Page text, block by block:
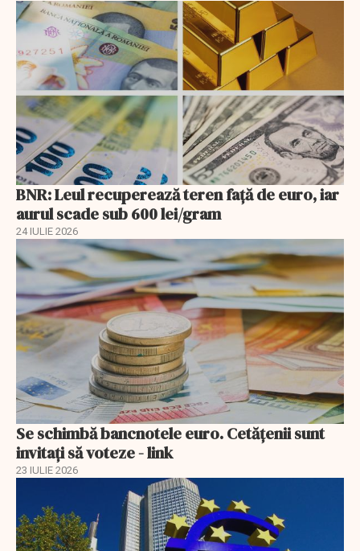
BNR: Leul recuperează teren faţă de euro, iar
aurul scade sub 600 lei/gram
24 IULIE 2026
Se schimbă bancnotele euro. Cetățenii sunt
invitați să voteze - link
23 IULIE 2026